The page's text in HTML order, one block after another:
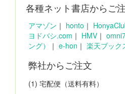
各種ネット書店からご
アマゾン ｜ honto ｜
ヨドバシ.com ｜ HMV ｜
ング）
｜ e-hon ｜ 楽天ブック
弊社からご注文
(1) 宅配便（送料有料）